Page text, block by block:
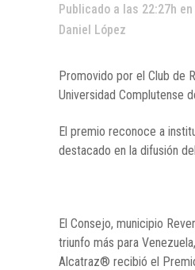
Publicado a las 22:27h en
Daniel López
Promovido por el Club de
Universidad Complutense
El premio reconoce a
destacado en la difusión
El Consejo, municipio
triunfo más para
Alcatraz® recibió el